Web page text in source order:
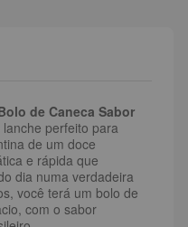
de Caneca Sabor
lanche perfeito para
de um doce
e rápida que
dia numa verdadeira
você terá um bolo de
com o sabor